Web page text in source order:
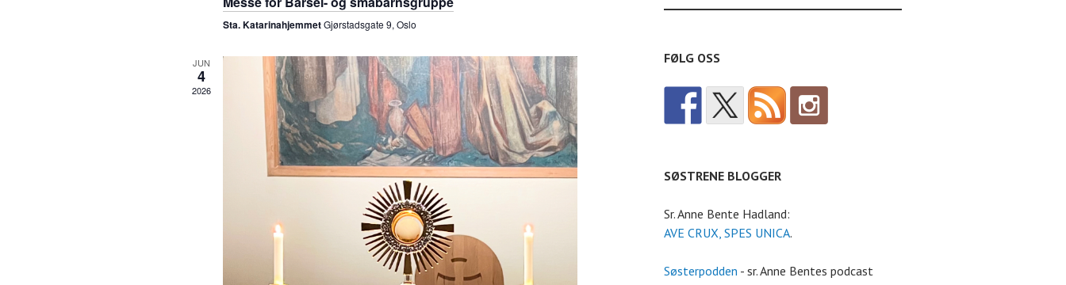
V
i
e
w
N
t
i
o
n
Sta. KatarinahjemmetGjørstadsgate 9, Oslo
JUN
4
2026
FØLG OSS
SØSTRENE BLOGGER
Sr. Anne Bente Hadland:
AVE CRUX, SPES UNICA.
Søsterpodden - sr. Anne Bentes podcast